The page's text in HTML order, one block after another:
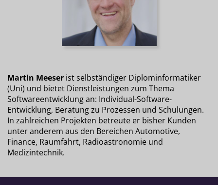
Martin Meeser ist selbständiger Diplominformatiker
(Uni) und bietet Dienstleistungen zum Thema
Softwareentwicklung an: Individual-Software-
Entwicklung, Beratung zu Prozessen und Schulungen.
In zahlreichen Projekten betreute er bisher Kunden
unter anderem aus den Bereichen Automotive,
Finance, Raumfahrt, Radioastronomie und
Medizintechnik.